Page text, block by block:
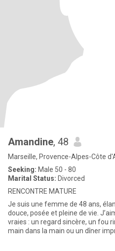
Amandine, 48
Marseille, Provence-Alpes-Côte
Seeking: Male 50 - 80
Marital Status: Divorced
RENCONTRE MATURE
Je suis une femme de 48 ans,
douce, posée et pleine de vie.
vraies : un regard sincère, un fou
main dans la main ou un dîner